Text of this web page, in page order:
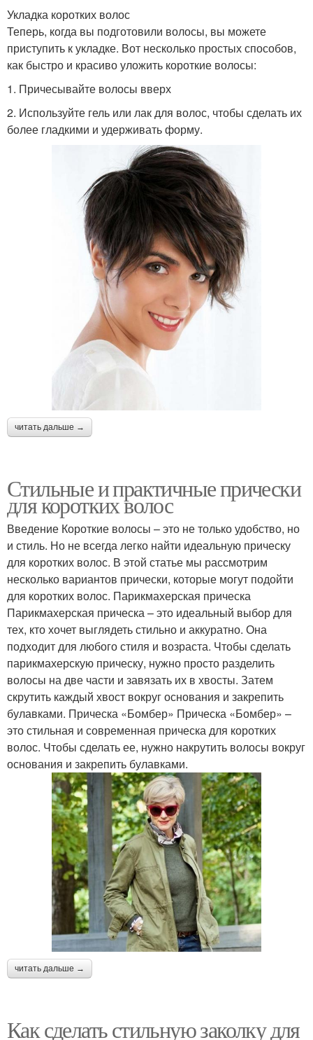
Укладка коротких волос
Теперь, когда вы подготовили волосы, вы можете
приступить к укладке. Вот несколько простых способов,
как быстро и красиво уложить короткие волосы:
1. Причесывайте волосы вверх
2. Используйте гель или лак для волос, чтобы сделать их
более гладкими и удерживать форму.
читать дальше →
Стильные и практичные прически
для коротких волос
Введение Короткие волосы – это не только удобство, но
и стиль. Но не всегда легко найти идеальную прическу
для коротких волос. В этой статье мы рассмотрим
несколько вариантов прически, которые могут подойти
для коротких волос. Парикмахерская прическа
Парикмахерская прическа – это идеальный выбор для
тех, кто хочет выглядеть стильно и аккуратно. Она
подходит для любого стиля и возраста. Чтобы сделать
парикмахерскую прическу, нужно просто разделить
волосы на две части и завязать их в хвосты. Затем
скрутить каждый хвост вокруг основания и закрепить
булавками. Прическа «Бомбер» Прическа «Бомбер» –
это стильная и современная прическа для коротких
волос. Чтобы сделать ее, нужно накрутить волосы вокруг
основания и закрепить булавками.
читать дальше →
Как сделать стильную заколку для